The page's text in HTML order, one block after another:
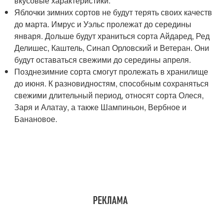
Яблочки зимних сортов не будут терять своих качеств
до марта. Имрус и Уэльс пролежат до середины
января. Дольше будут храниться сорта Айдаред, Ред
Делишес, Каштель, Синап Орловский и Ветеран. Они
будут оставаться свежими до середины апреля.
Позднезимние сорта смогут пролежать в хранилище
до июня. К разновидностям, способным сохраняться
свежими длительный период, относят сорта Олеся,
Заря и Алатау, а также Шампиньон, Вербное и
Банановое.